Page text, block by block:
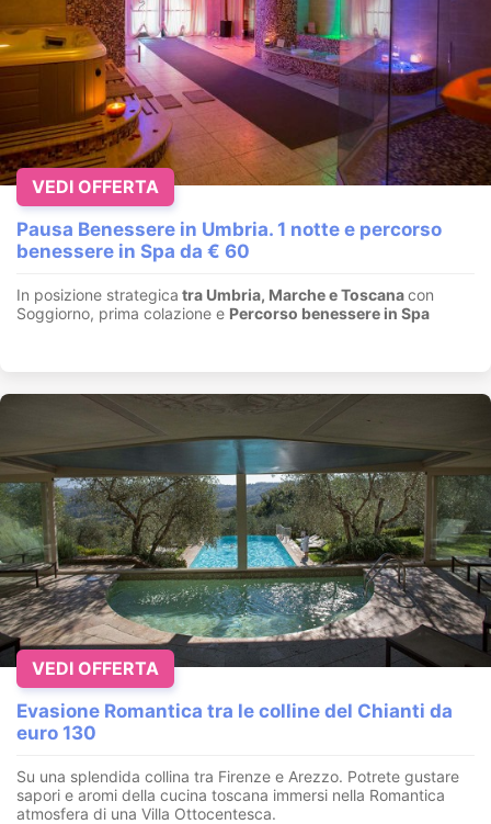
Pausa Benessere in Umbria. 1 notte e percorso
benessere in Spa da € 60
In posizione strategica tra Umbria, Marche e Toscanacon
Soggiorno, prima colazione e Percorso benessere in Spa
VEDI OFFERTA
Evasione Romantica tra le colline del Chianti da
euro 130
Su una splendida collina tra Firenze e Arezzo. Potrete gustare
sapori e aromi della cucina toscana immersi nella Romantica
atmosfera di una Villa Ottocentesca.
VEDI OFFERTA